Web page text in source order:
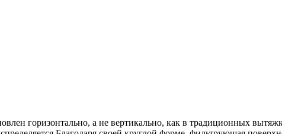
горизонтально, а не вертикально, как в традиционных